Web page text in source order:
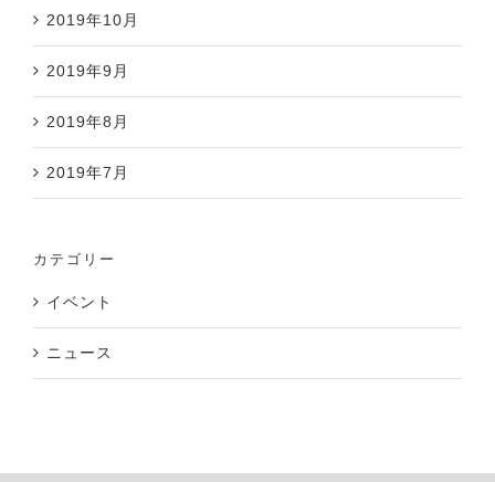
2019年10月
2019年9月
2019年8月
2019年7月
カテゴリー
イベント
ニュース